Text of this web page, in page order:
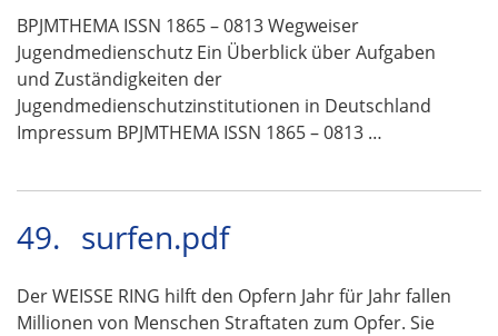
BPJMTHEMA ISSN 1865 – 0813 Wegweiser
Jugendmedienschutz Ein Überblick über Aufgaben
und Zuständigkeiten der
Jugendmedienschutzinstitutionen in Deutschland
Impressum BPJMTHEMA ISSN 1865 – 0813 …
49. surfen.pdf
Der WEISSE RING hilft den Opfern Jahr für Jahr fallen
Millionen von Menschen Straftaten zum Opfer. Sie